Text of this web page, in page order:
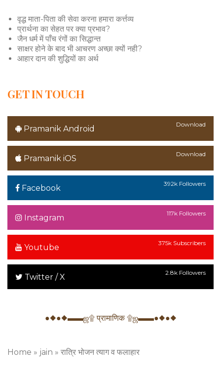
वृद्ध माता-पिता की सेवा करना हमारा कर्त्तव्य
प्रार्थना का सेहत पर क्या प्रभाव?
जैन धर्म में पाँच रंगों का सिद्धान्त
साक्षर होने के बाद भी आचरण अच्छा क्यों नही?
आहार दान की शुद्धियों का अर्थ
GET IN TOUCH
Pramanik Android Download
Pramanik iOS Download
Facebook 392k Followers
Instagram 117k Followers
Youtube 375k Subscribers
Twitter / X 2.8k Followers
●◆●◆▬▬ஜ۩ प्रामाणिक ۩ஜ▬▬●◆●◆
Home » jain » रात्रि भोजन त्याग व फलाहार